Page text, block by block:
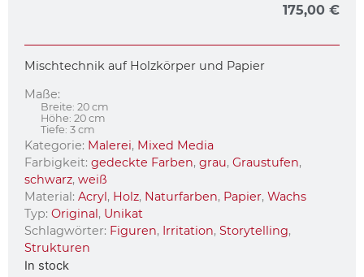
175,00 €
Mischtechnik auf Holzkörper und Papier
Maße:
Breite: 20 cm
Höhe: 20 cm
Tiefe: 3 cm
Kategorie: Malerei, Mixed Media
Farbigkeit: gedeckte Farben, grau, Graustufen,
schwarz, weiß
Material: Acryl, Holz, Naturfarben, Papier, Wachs
Typ: Original, Unikat
Schlagwörter: Figuren, Irritation, Storytelling,
Strukturen
In stock